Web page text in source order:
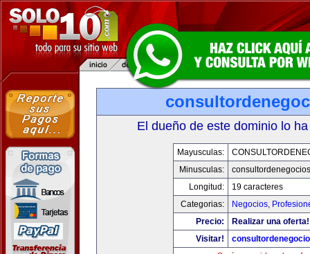
El dueño de este dominio lo
Mayusculas:
Minusculas:
Longitud:
19 caracteres
Categorias:
Negocios,
Precio:
Realizar una oferta!
Visitar!